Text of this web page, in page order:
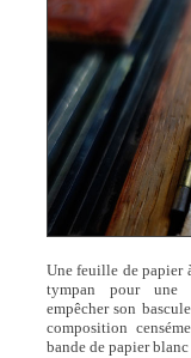
Une feuille de papier
tympan pour une
empêcher son
composition
bande de papier